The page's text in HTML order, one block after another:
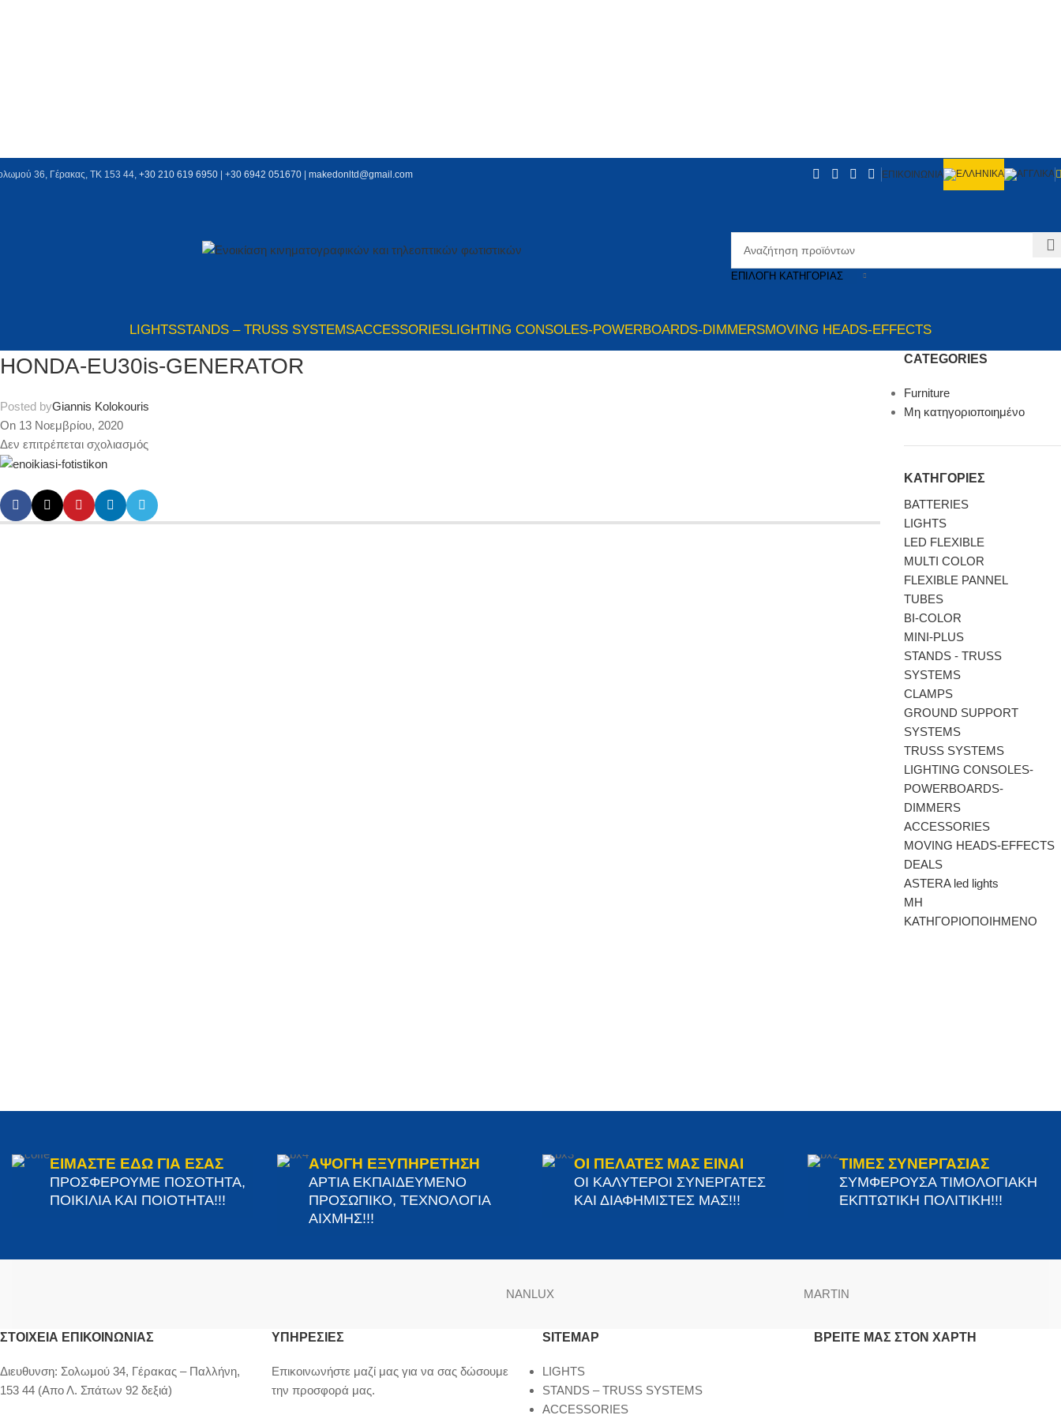
36, Γέρακας, ΤΚ 153 44, +30 210 619 6950 | +30 6942 051670 makedonltd@gmail.com ΕΠΙΚΟΙΝΩΝΙΑ
ΕΠΙΛΟΓΉ ΚΑΤΗΓΟΡΊΑΣ
LIGHTSSTANDS – TRUSS SYSTEMSACCESSORIESLIGHTING CONSOLES-POWERBOARDS-DIMMERSMOVING HEADS-EFFECTS
HONDA-EU30is-GENERATOR
Posted byGiannis Kolokouris
On 13 Νοεμβρίου, 2020
Δεν επιτρέπεται σχολιασμός
CATEGORIES
Furniture
Μη κατηγοριοποιημένο
ΚΑΤΗΓΟΡΙΕΣ
BATTERIES
LIGHTS
LED FLEXIBLE
MULTI COLOR
FLEXIBLE PANNEL
TUBES
BI-COLΟR
MINI-PLUS
STANDS - TRUSS
SYSTEMS
CLAMPS
GROUND SUPPORT
SYSTEMS
TRUSS SYSTEMS
LIGHTING CONSOLES-
POWERBOARDS-
DIMMERS
ACCESSORIES
MOVING HEADS-EFFECTS
DEALS
ASTERA led lights
ΜΗ
ΚΑΤΗΓΟΡΙΟΠΟΙΗΜΕΝΟ
ΕΙΜΑΣΤΕ ΕΔΩ ΓΙΑ ΕΣΑΣ
ΠΡΟΣΦΕΡΟΥΜΕ ΠΟΣΟΤΗΤΑ,
ΠΟΙΚΙΛΙΑ ΚΑΙ ΠΟΙΟΤΗΤΑ!!!
ΑΨΟΓΗ ΕΞΥΠΗΡΕΤΗΣΗ
ΑΡΤΙΑ ΕΚΠΑΙΔΕΥΜΕΝΟ
ΠΡΟΣΩΠΙΚΟ, ΤΕΧΝΟΛΟΓΙΑ
ΑΙΧΜΗΣ!!!
ΟΙ ΠΕΛΑΤΕΣ ΜΑΣ ΕΙΝΑΙ
ΟΙ ΚΑΛΥΤΕΡΟΙ ΣΥΝΕΡΓΑΤΕΣ
ΚΑΙ ΔΙΑΦΗΜΙΣΤΕΣ ΜΑΣ!!!
ΤΙΜΕΣ ΣΥΝΕΡΓΑΣΙΑΣ
ΣΥΜΦΕΡΟΥΣΑ ΤΙΜΟΛΟΓΙΑΚΗ
ΕΚΠΤΩΤΙΚΗ ΠΟΛΙΤΙΚΗ!!!
NANLUX MARTIN
ΣΤΟΙΧΕΊΑ ΕΠΙΚΟΙΝΩΝΊΑΣ
Διευθυνση: Σολωμού 34, Γέρακας – Παλλήνη,
153 44 (Απο Λ. Σπάτων 92 δεξιά)
ΥΠΗΡΕΣΙΕΣ
Επικοινωνήστε μαζί μας για να σας δώσουμε
την προσφορά μας.
SITEMAP
LIGHTS
STANDS – TRUSS SYSTEMS
ACCESSORIES
ΒΡΕΊΤΕ ΜΑΣ ΣΤΟΝ ΧΆΡΤΗ